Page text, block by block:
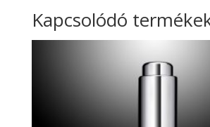
Kapcsolódó